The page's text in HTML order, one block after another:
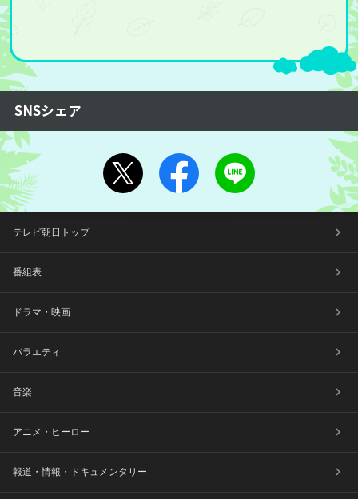
SNSシェア
テレビ朝日トップ
番組表
ドラマ・映画
バラエティ
音楽
アニメ・ヒーロー
報道・情報・ドキュメンタリー